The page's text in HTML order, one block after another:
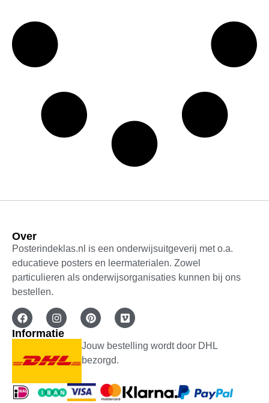
Over
Posterindeklas.nl is een onderwijsuitgeverij met o.a.
educatieve posters en leermaterialen. Zowel
particulieren als onderwijsorganisaties kunnen bij ons
bestellen.
Informatie
Jouw bestelling wordt door DHL
bezorgd.